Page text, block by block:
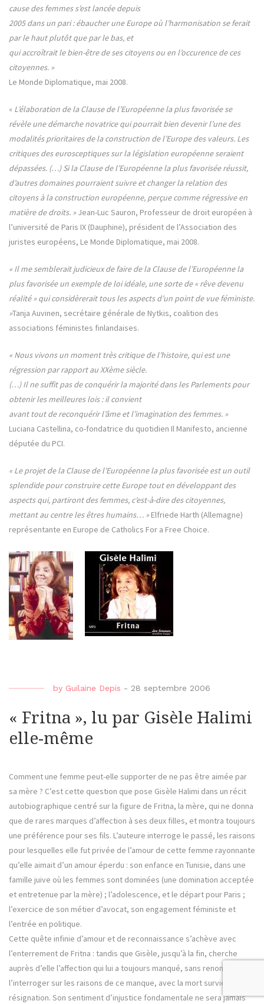
cause des femmes s’est lancée depuis
2005 dans un pari : ébaucher une Europe où l’harmonisation se ferait
par le haut plutôt que par le bas, et
qui accroîtrait le bien-être de ses citoyens ou en l’occurence de ces
citoyennes. »
Le Monde Diplomatique, mai 2008.
« L’élaboration de la Clause de l’Européenne la plus favorisée se
révèle une démarche novatrice qui pourrait bien devenir l’une des
modalités prioritaires de la construction de l’Europe des valeurs. Les
critiques des eurosceptiques sur la législation européenne seraient
dépassées. (…) Si la Clause de l’Européenne la plus favorisée réussit,
d’autres domaines pourraient suivre et changer la relation des
citoyens à la construction européenne, perçue comme régressive en
matière de droits. »Jean-Luc Sauron, Professeur de droit européen à
l’université de Paris IX (Dauphine), président de l’Association des
juristes européens, Le Monde Diplomatique, mai 2008.
« Il me semblerait judicieux de faire de la Clause de l’Européenne la
plus favorisée un exemple de loi idéale, une sorte de « rêve devenu
réalité » qui considèrerait tous les aspects d’un point de vue féministe.
»Tanja Auvinen, secrétaire générale de Nytkis, coalition des
associations féministes finlandaises.
« Nous vivons un moment très critique de l’histoire, qui est une
régression par rapport au XXème siècle.
(…) Il ne suffit pas de conquérir la majorité dans les Parlements pour
obtenir les meilleures lois : il convient
avant tout de reconquérir l’âme et l’imagination des femmes. »
Luciana Castellina, co-fondatrice du quotidien Il Manifesto, ancienne
députée du PCI.
« Le projet de la Clause de l’Européenne la plus favorisée est un outil
splendide pour construire cette Europe tout en développant des
aspects qui, partiront des femmes, c’est-à-dire des citoyennes,
mettant au centre les êtres humains… »Elfriede Harth (Allemagne)
représentante en Europe de Catholics For a Free Choice.
by Guilaine Depis - 28 septembre 2006
« Fritna », lu par Gisèle Halimi
elle-même
Comment une femme peut-elle supporter de ne pas être aimée par
sa mère ? C’est cette question que pose Gisèle Halimi dans un récit
autobiographique centré sur la figure de Fritna, la mère, qui ne donna
que de rares marques d’affection à ses deux filles, et montra toujours
une préférence pour ses fils. L’auteure interroge le passé, les raisons
pour lesquelles elle fut privée de l’amour de cette femme rayonnante
qu’elle aimait d’un amour éperdu : son enfance en Tunisie, dans une
famille juive où les femmes sont dominées (une domination acceptée
et entretenue par la mère) ; l’adolescence, et le départ pour Paris ;
l’exercice de son métier d’avocat, son engagement féministe et
l’entrée en politique.
Cette quête infinie d’amour et de reconnaissance s’achève avec
l’enterrement de Fritna : tandis que Gisèle, jusqu’à la fin, cherche
auprès d’elle l’affection qui lui a toujours manqué, sans renoncer à
l’interroger sur les raisons de ce manque, avec la mort survient la
résignation. Son sentiment d’injustice fondamentale ne sera jamais